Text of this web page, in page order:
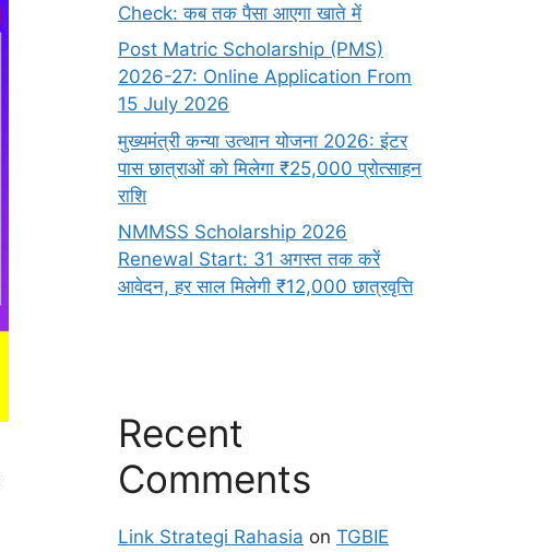
Check: कब तक पैसा आएगा खाते में
Post Matric Scholarship (PMS)
2026-27: Online Application From
15 July 2026
मुख्यमंत्री कन्या उत्थान योजना 2026: इंटर
पास छात्राओं को मिलेगा ₹25,000 प्रोत्साहन
राशि
NMMSS Scholarship 2026
Renewal Start: 31 अगस्त तक करें
आवेदन, हर साल मिलेगी ₹12,000 छात्रवृत्ति
Recent
Comments
Link Strategi Rahasia on TGBIE